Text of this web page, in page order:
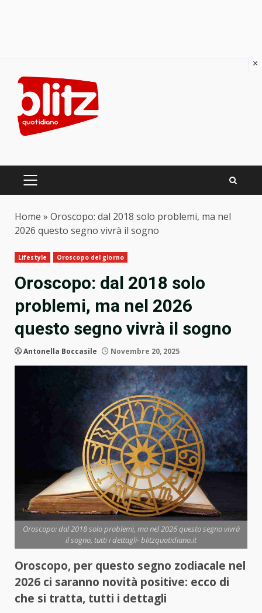
content
PRIMARY
Home » Oroscopo: dal 2018 solo problemi, ma nel
2026 questo segno vivrà il sogno
Lifestyle Oroscopo del giorno
Oroscopo: dal 2018 solo
problemi, ma nel 2026
questo segno vivrà il sogno
Antonella Boccasile Novembre 20, 2025
Oroscopo: dal 2018 solo problemi, ma nel 2026 questo segno vivrà
il sogno, tutti i dettagli- blitzquotidiano.it
Oroscopo, per questo segno zodiacale nel
2026 ci saranno novità positive: ecco di
che si tratta, tutti i dettagli
×